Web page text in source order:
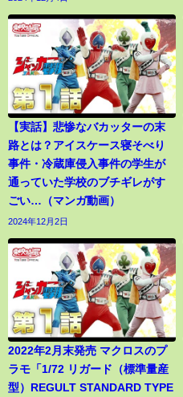
【実話】悲惨なバカッターの末
路とは？アイスケース寝そべり
事件・冷蔵庫侵入事件の学生が
通っていた学校のブチギレがす
ごい…（マンガ動画）
2024年12月2日
2022年2月末発売 マクロスのプ
ラモ「1/72 リガード（標準量産
型）REGULT STANDARD TYPE